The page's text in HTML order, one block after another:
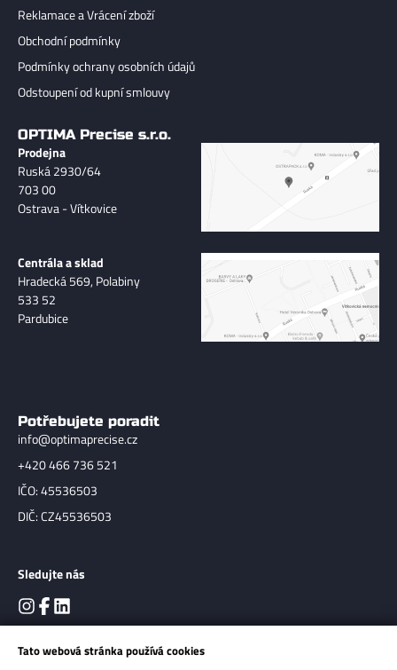
Reklamace a Vrácení zboží
Obchodní podmínky
Podmínky ochrany osobních údajů
Odstoupení od kupní smlouvy
OPTIMA Precise s.r.o.
Prodejna
Ruská 2930/64
703 00
Ostrava - Vítkovice
Centrála a sklad
Hradecká 569, Polabiny
533 52
Pardubice
Potřebujete poradit
info@optimaprecise.cz
+420 466 736 521
IČO: 45536503
DIČ: CZ45536503
Sledujte nás
Tato webová stránka používá cookies